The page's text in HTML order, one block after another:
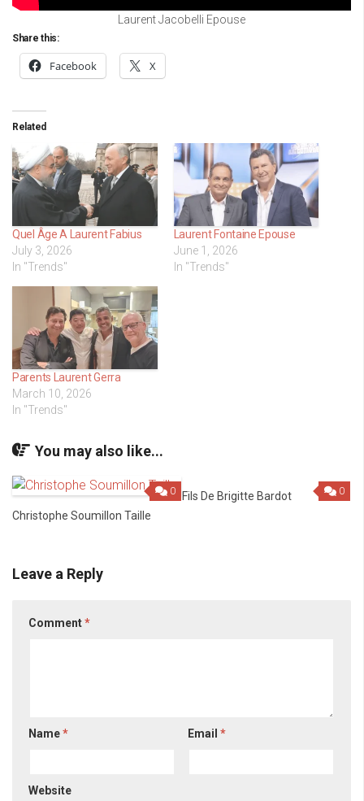
Laurent Jacobelli Epouse
Share this:
Facebook X
Related
Quel Âge A Laurent Fabius
July 3, 2026
In "Trends"
Laurent Fontaine Epouse
June 1, 2026
In "Trends"
Parents Laurent Gerra
March 10, 2026
In "Trends"
You may also like...
0
Christophe Soumillon Taille
0
Fils De Brigitte Bardot
Leave a Reply
Comment*
Name* Email*
Website